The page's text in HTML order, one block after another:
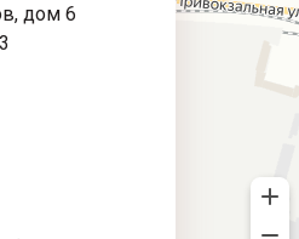
дом 6